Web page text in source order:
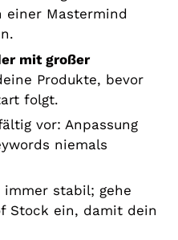
einer Mastermind
mit großer
Produkte, bevor
folgt.
vor: Anpassung
niemals
immer stabil; gehe
Stock ein, damit dein